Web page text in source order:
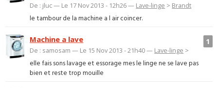
De : jluc — Le 17 Nov 2013 - 12h26 — Lave-linge > Brandt
le tambour de la machine a l air coincer.
1
Machine a lave
De : samosam — Le 15 Nov 2013 - 21h40 — Lave-linge >
elle fais sons lavage et essorage mes le linge ne se lave pas
bien et reste trop mouille